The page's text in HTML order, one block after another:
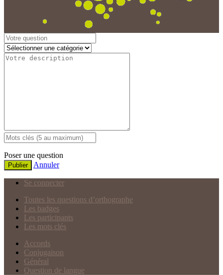
Poser une question
Publier Annuler
Se connecter
Toutes les questions d’orthographe
Les badges
Les participants
Les mots clés
Accords
Conjugaison
Général
Question de langue